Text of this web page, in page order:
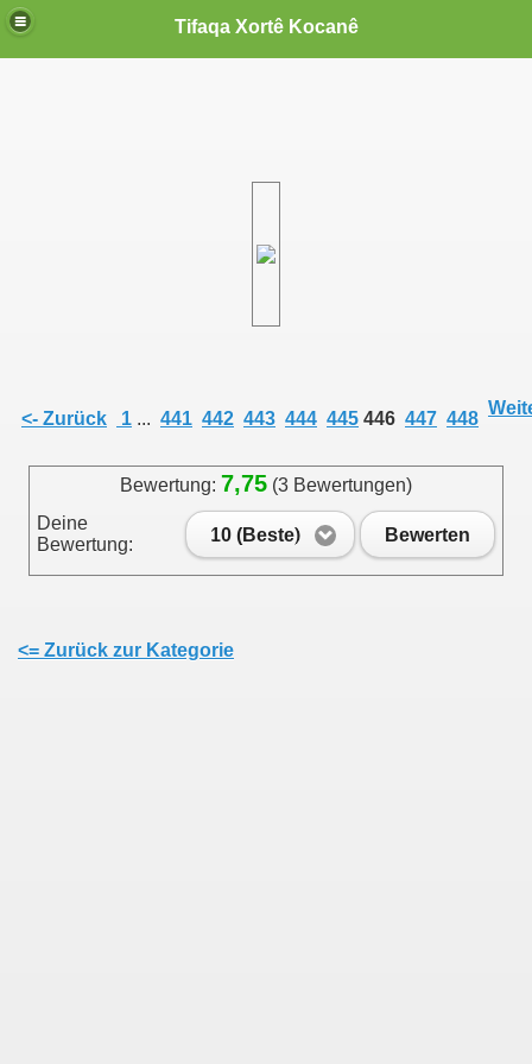
Tifaqa Xortê Kocanê
<- Zurück 1 ... 441 442 443 444 445 446 447 448
Bewertung: 7,75 (3 Bewertungen)
Deine
Bewertung:
10 (Beste) Bewerten
<= Zurück zur Kategorie